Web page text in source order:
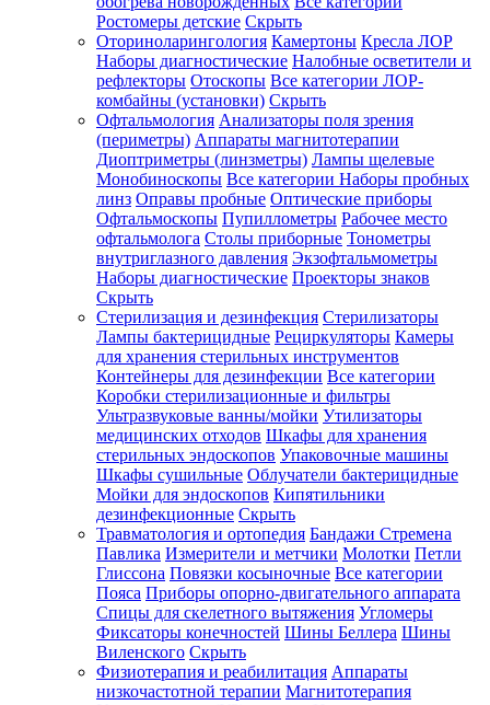
Ростомеры детские Скрыть
Оториноларингология Камертоны Кресла ЛОР
Наборы диагностические Налобные осветители и
рефлекторы Отоскопы Все категории ЛОР-
комбайны (установки) Скрыть
Офтальмология Анализаторы поля зрения
(периметры) Аппараты магнитотерапии
Диоптриметры (линзметры) Лампы щелевые
Монобиноскопы Все категории Наборы пробных
линз Оправы пробные Оптические приборы
Офтальмоскопы Пупиллометры Рабочее место
офтальмолога Столы приборные Тонометры
внутриглазного давления Экзофтальмометры
Наборы диагностические Проекторы знаков
Скрыть
Стерилизация и дезинфекция Стерилизаторы
Лампы бактерицидные Рециркуляторы Камеры
для хранения стерильных инструментов
Контейнеры для дезинфекции Все категории
Коробки стерилизационные и фильтры
Ультразвуковые ванны/мойки Утилизаторы
медицинских отходов Шкафы для хранения
стерильных эндоскопов Упаковочные машины
Шкафы сушильные Облучатели бактерицидные
Мойки для эндоскопов Кипятильники
дезинфекционные Скрыть
Травматология и ортопедия Бандажи Стремена
Павлика Измерители и метчики Молотки Петли
Глиссона Повязки косыночные Все категории
Пояса Приборы опорно-двигательного аппарата
Спицы для скелетного вытяжения Угломеры
Фиксаторы конечностей Шины Беллера Шины
Виленского Скрыть
Физиотерапия и реабилитация Аппараты
низкочастотной терапии Магнитотерапия